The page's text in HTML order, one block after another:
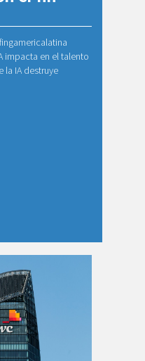
impacta en el talento
la IA destruye